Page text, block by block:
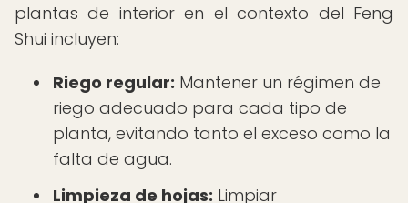
plantas de interior en el contexto del Feng
Shui incluyen:
Riego regular: Mantener un régimen de
riego adecuado para cada tipo de
planta, evitando tanto el exceso como la
falta de agua.
Limpieza de hojas: Limpiar